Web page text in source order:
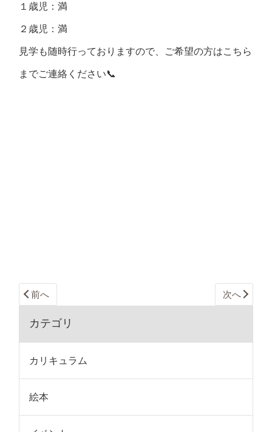
１歳児：満
２歳児：満
見学も随時行っておりますので、ご希望の方はこちら
までご連絡ください📞
前へ 次へ
カテゴリ
カリキュラム
絵本